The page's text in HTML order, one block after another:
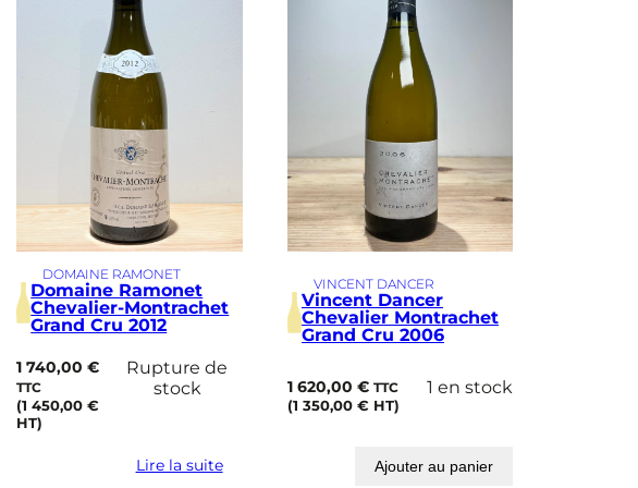
DOMAINE RAMONET
Domaine Ramonet
Chevalier-Montrachet
Grand Cru 2012
1 740,00€
TTC
(1 450,00€
HT)
Rupture de
stock
Lire la suite
VINCENT DANCER
Vincent Dancer
Chevalier Montrachet
Grand Cru 2006
1 620,00 € TTC
(1 350,00 €HT)
1 en stock
Ajouter au panier